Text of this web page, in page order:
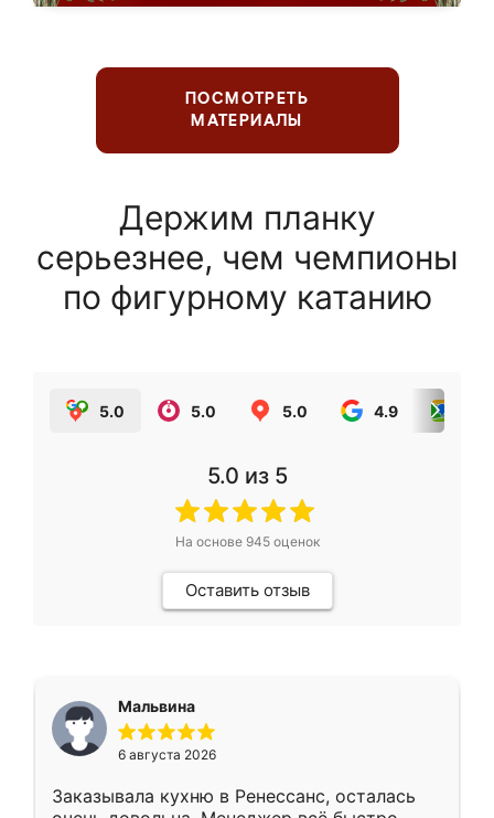
ПОСМОТРЕТЬ
МАТЕРИАЛЫ
Держим планку
серьезнее, чем чемпионы
по фигурному катанию
5.0 5.0 5.0 4.9
5.0 из 5
На основе 945оценок
Оставить отзыв
Мальвина
6 августа 2026
Заказывала кухню в Ренессанс, осталась